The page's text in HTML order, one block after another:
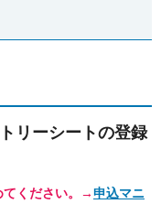
リーシートの登録
てください。→申込マニ